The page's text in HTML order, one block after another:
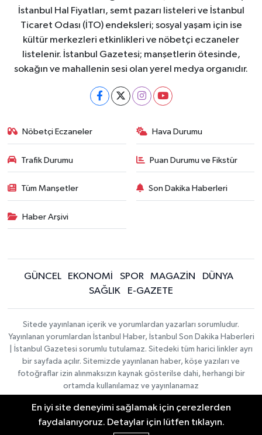
İstanbul Hal Fiyatları, semt pazarı listeleri ve İstanbul
Ticaret Odası (İTO) endeksleri; sosyal yaşam için ise
kültür merkezleri etkinlikleri ve nöbetçi eczaneler
listelenir. İstanbul Gazetesi; manşetlerin ötesinde,
sokağın ve mahallenin sesi olan yerel medya organıdır.
Nöbetçi Eczaneler Hava Durumu
Trafik Durumu Puan Durumu ve Fikstür
Tüm Manşetler Son Dakika Haberleri
Haber Arşivi
GÜNCEL EKONOMİ SPOR MAGAZİN
DÜNYA
SAĞLIK
E-GAZETE
Sitede yayınlanan içerik ve yorumlardan yazarları sorumludur.
Yayınlanan yorumlardan İstanbul Haber, İstanbul Son Dakika Haberleri
| İstanbul Gazetesi sorumlu tutulamaz. Sitedeki tüm harici linkler ayrı
bir sayfada açılır. Sitemizde yayınlanan haber, köşe yazıları ve
fotoğraflar izin alınmaksızın kaynak gösterilse dahi, herhangi bir
ortamda kullanılamaz ve yayınlanamaz
İletişim
Künye
KURUMSAL
Haber Yazılımı:TE Bilişim |
En iyi site deneyimi sağlamak için çerezlerden
faydalanıyoruz. Detaylar için lütfen tıklayın.